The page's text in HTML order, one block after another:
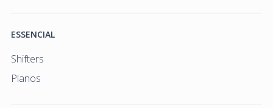
ESSENCIAL
Shifters
Planos